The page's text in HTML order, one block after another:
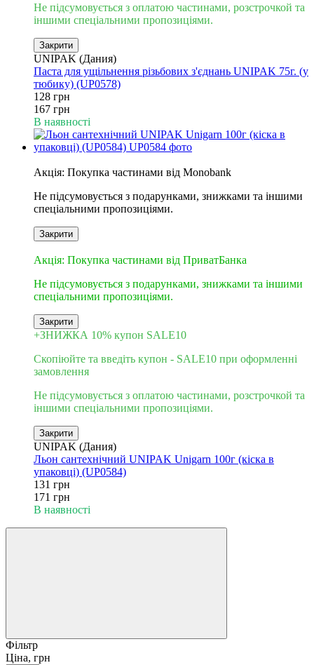
Не підсумовується з оплатою частинами, розстрочкой та
іншими спеціальними пропозиціями.
Закрити
UNIPAK (Дания)
Паста для ущільнення різьбових з'єднань UNIPAK 75г. (у
тюбику) (UP0578)
128 грн
167 грн
В наявності
Акція: Покупка частинами від Monobank
Не підсумовується з подарунками, знижками та іншими
спеціальними пропозиціями.
Закрити
Акція: Покупка частинами від ПриватБанка
Не підсумовується з подарунками, знижками та іншими
спеціальними пропозиціями.
Закрити
+ЗНИЖКА 10% купон SALE10
Скопіюйте та введіть купон - SALE10 при оформленні
замовлення
Не підсумовується з оплатою частинами, розстрочкой та
іншими спеціальними пропозиціями.
Закрити
UNIPAK (Дания)
Льон сантехнічний UNIPAK Unigarn 100г (кіска в
упаковці) (UP0584)
131 грн
171 грн
В наявності
Фільтр
Ціна, грн